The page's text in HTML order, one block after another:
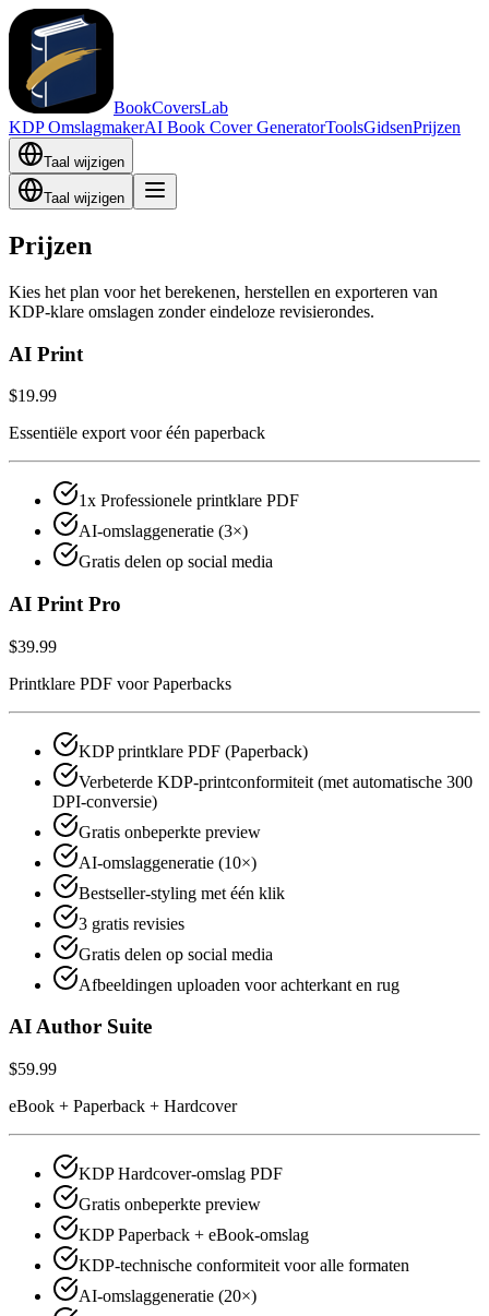
BookCoversLab
KDP OmslagmakerAI Book Cover GeneratorToolsGidsenPrijzen
Taal wijzigen
Taal wijzigen
Prijzen
Kies het plan voor het berekenen, herstellen en exporteren van
KDP-klare omslagen zonder eindeloze revisierondes.
AI Print
$19.99
Essentiële export voor één paperback
1x Professionele printklare PDF
AI-omslaggeneratie (3×)
Gratis delen op social media
AI Print Pro
$39.99
Printklare PDF voor Paperbacks
KDP printklare PDF (Paperback)
Verbeterde KDP-printconformiteit (met automatische 300
DPI-conversie)
Gratis onbeperkte preview
AI-omslaggeneratie (10×)
Bestseller-styling met één klik
3 gratis revisies
Gratis delen op social media
Afbeeldingen uploaden voor achterkant en rug
AI Author Suite
$59.99
eBook + Paperback + Hardcover
KDP Hardcover-omslag PDF
Gratis onbeperkte preview
KDP Paperback + eBook-omslag
KDP-technische conformiteit voor alle formaten
AI-omslaggeneratie (20×)